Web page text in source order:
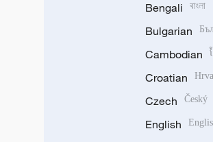
Bengali বাংলা
Bulgarian
Cambodian
Croatian
Czech Český
English